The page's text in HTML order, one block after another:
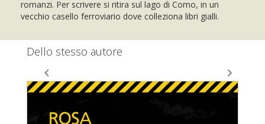
romanzi. Per scrivere si ritira sul lago di Como, in un
vecchio casello ferroviario dove colleziona libri gialli.
Dello stesso autore